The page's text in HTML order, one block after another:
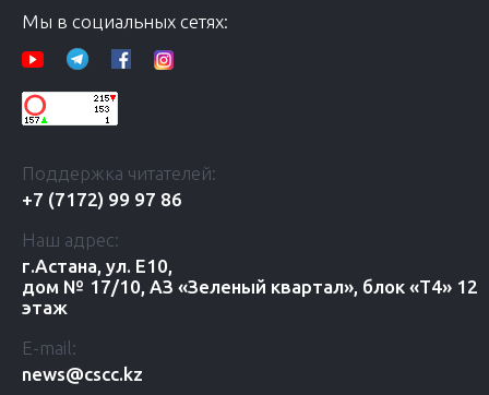
Мы в социальных сетях:
Поддержка читателей:
+7 (7172) 99 97 86
Наш адрес:
г.Астана, ул. Е10,
дом № 17/10, АЗ «Зеленый квартал», блок «Т4» 12
этаж
E-mail:
news@cscc.kz